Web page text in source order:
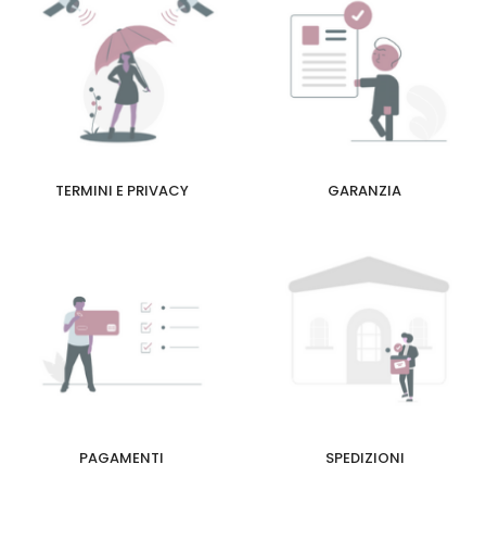
TERMINI E PRIVACY GARANZIA
PAGAMENTI SPEDIZIONI